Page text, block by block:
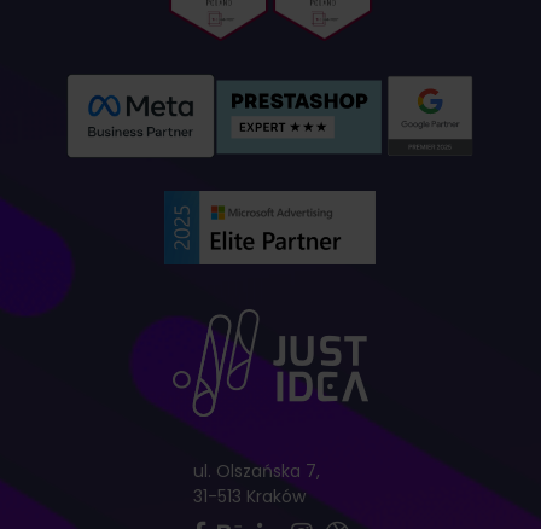
ul. Olszańska 7,
31-513 Kraków